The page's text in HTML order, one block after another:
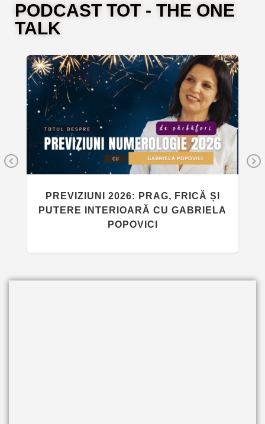
PODCAST TOT - THE ONE
TALK
Previous
PREVIZIUNI 2026: PRAG, FRICĂ ȘI
PUTERE INTERIOARĂ CU GABRIELA
POPOVICI